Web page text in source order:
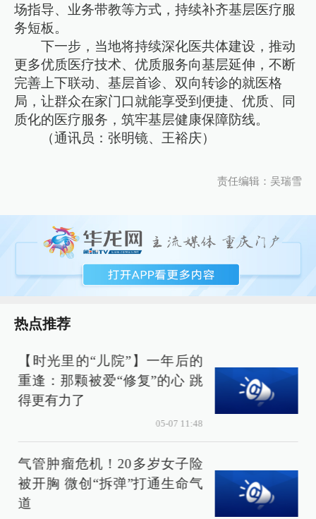
场指导、业务带教等方式，持续补齐基层医疗服
务短板。
下一步，当地将持续深化医共体建设，推动
更多优质医疗技术、优质服务向基层延伸，不断
完善上下联动、基层首诊、双向转诊的就医格
局，让群众在家门口就能享受到便捷、优质、同
质化的医疗服务，筑牢基层健康保障防线。
（通讯员：张明镜、王裕庆）
责任编辑：吴瑞雪
热点推荐
【时光里的“儿院”】一年后的
重逢：那颗被爱“修复”的心 跳
得更有力了
05-07 11:48
气管肿瘤危机！20多岁女子险
被开胸 微创“拆弹”打通生命气
道